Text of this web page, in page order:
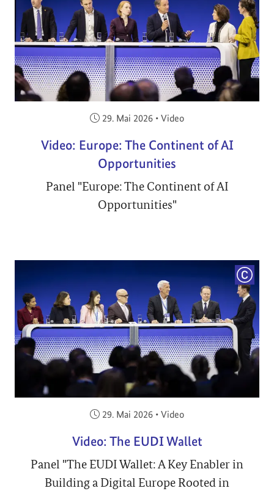
Veröffentlicht am:
29. Mai 2026 • Video
Video: Europe: The Continent of AI
Opportunities
Panel "Europe: The Continent of AI
Opportunities"
Veröffentlicht am:
29. Mai 2026 • Video
Video: The EUDI Wallet
Panel "The EUDI Wallet: A Key Enabler in
Building a Digital Europe Rooted in